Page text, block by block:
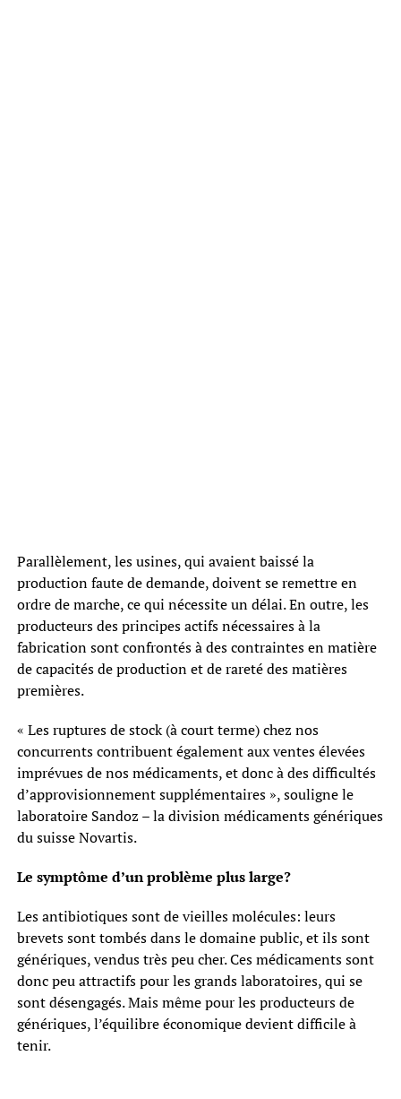
Parallèlement, les usines, qui avaient baissé la
production faute de demande, doivent se remettre en
ordre de marche, ce qui nécessite un délai. En outre, les
producteurs des principes actifs nécessaires à la
fabrication sont confrontés à des contraintes en matière
de capacités de production et de rareté des matières
premières.
« Les ruptures de stock (à court terme) chez nos
concurrents contribuent également aux ventes élevées
imprévues de nos médicaments, et donc à des difficultés
d’approvisionnement supplémentaires », souligne le
laboratoire Sandoz – la division médicaments génériques
du suisse Novartis.
Le symptôme d’un problème plus large?
Les antibiotiques sont de vieilles molécules: leurs
brevets sont tombés dans le domaine public, et ils sont
génériques, vendus très peu cher. Ces médicaments sont
donc peu attractifs pour les grands laboratoires, qui se
sont désengagés. Mais même pour les producteurs de
génériques, l’équilibre économique devient difficile à
tenir.